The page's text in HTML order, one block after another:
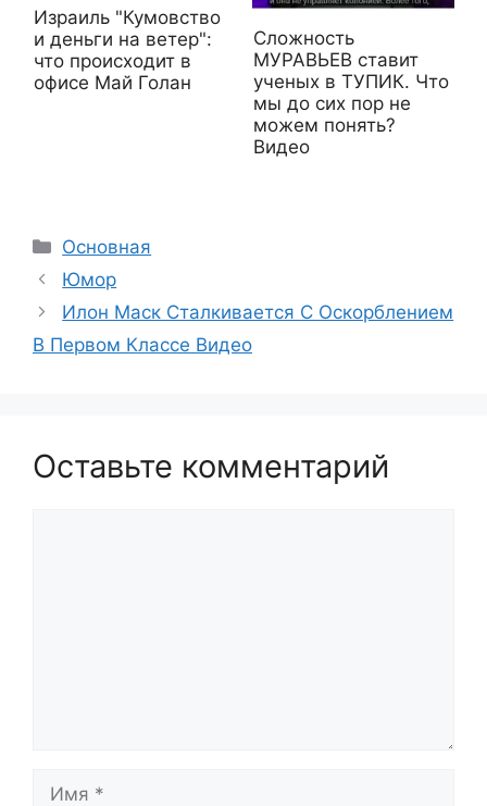
Израиль "Кумовство
и деньги на ветер":
что происходит в
офисе Май Голан
Сложность
МУРАВЬЕВ ставит
ученых в ТУПИК. Что
мы до сих пор не
можем понять?
Видео
Рубрики
Основная
Юмор
Илон Маск Сталкивается С Оскорблением
В Первом Классе Видео
Оставьте комментарий
Имя